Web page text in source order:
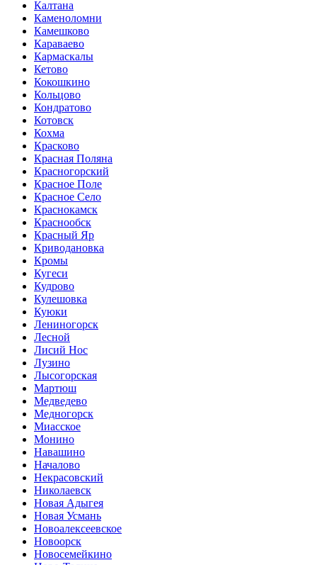
Калтана
Каменоломни
Камешково
Караваево
Кармаскалы
Кетово
Кокошкино
Кольцово
Кондратово
Котовск
Кохма
Красково
Красная Поляна
Красногорский
Красное Поле
Красное Село
Краснокамск
Краснообск
Красный Яр
Криводановка
Кромы
Кугеси
Кудрово
Кулешовка
Куюки
Лениногорск
Лесной
Лисий Нос
Лузино
Лысогорская
Мартюш
Медведево
Медногорск
Миасское
Монино
Навашино
Началово
Некрасовский
Николаевск
Новая Адыгея
Новая Усмань
Новоалексеевское
Новоорск
Новосемейкино